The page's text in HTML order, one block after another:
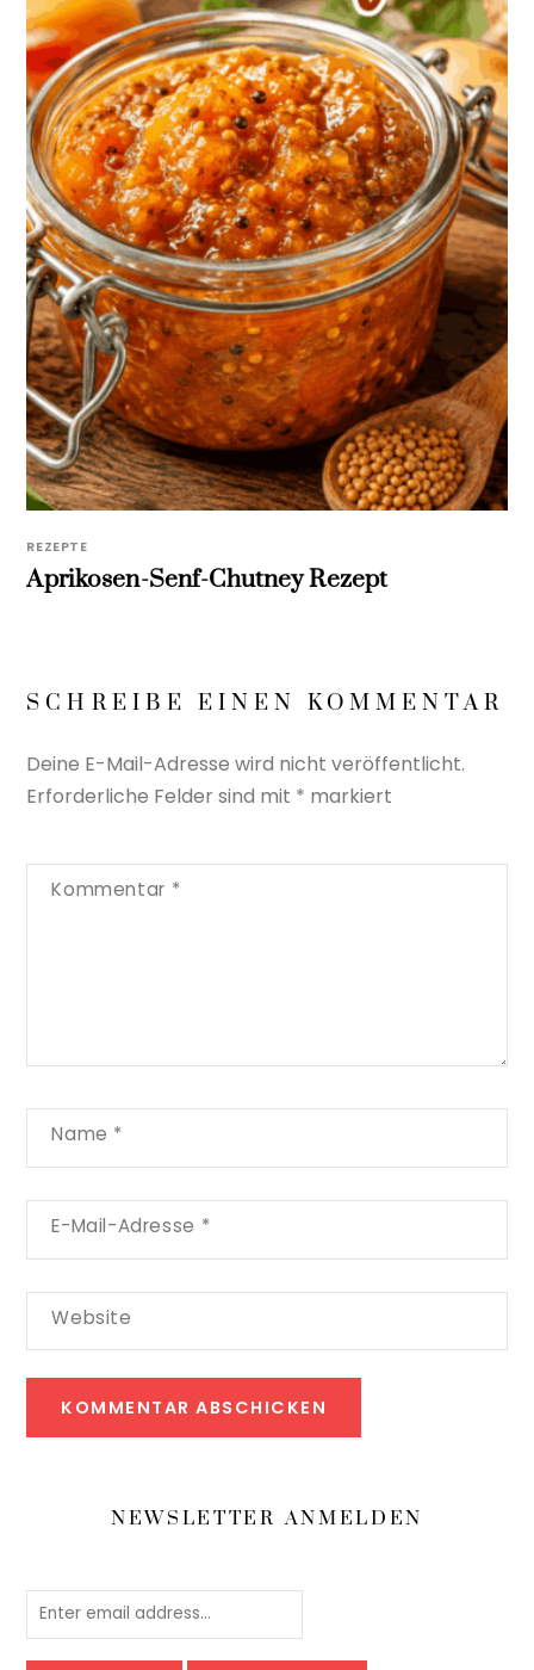
REZEPTE
Aprikosen-Senf-Chutney Rezept
SCHREIBE EINEN KOMMENTAR
Deine E-Mail-Adresse wird nicht veröffentlicht.
Erforderliche Felder sind mit * markiert
Kommentar *
Name *
E-Mail-Adresse *
Website
NEWSLETTER ANMELDEN